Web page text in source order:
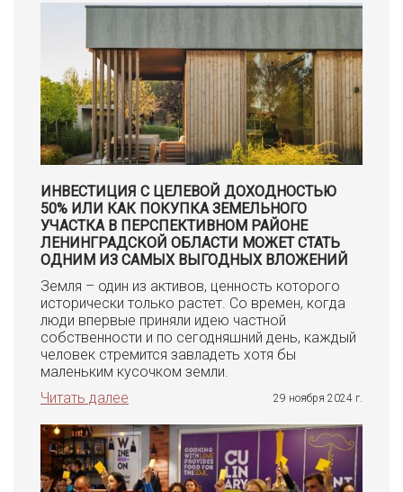
ИНВЕСТИЦИЯ С ЦЕЛЕВОЙ ДОХОДНОСТЬЮ
50% ИЛИ КАК ПОКУПКА ЗЕМЕЛЬНОГО
УЧАСТКА В ПЕРСПЕКТИВНОМ РАЙОНЕ
ЛЕНИНГРАДСКОЙ ОБЛАСТИ МОЖЕТ СТАТЬ
ОДНИМ ИЗ САМЫХ ВЫГОДНЫХ ВЛОЖЕНИЙ
Земля – один из активов, ценность которого
исторически только растет. Со времен, когда
люди впервые приняли идею частной
собственности и по сегодняшний день, каждый
человек стремится завладеть хотя бы
маленьким кусочком земли.
Читать далее
29 ноября 2024 г.